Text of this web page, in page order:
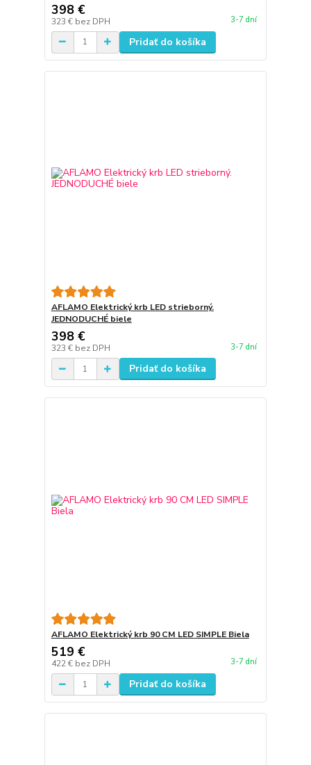
398 €
323 € bez DPH 3-7 dní
Pridať do košíka
AFLAMO Elektrický krb LED strieborný.
JEDNODUCHÉ biele
398 €
323 € bez DPH 3-7 dní
Pridať do košíka
AFLAMO Elektrický krb 90 CM LED SIMPLE Biela
519 €
422 € bez DPH 3-7 dní
Pridať do košíka